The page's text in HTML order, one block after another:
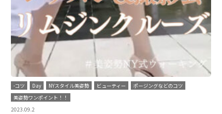
-コツ Day NYスタイル美姿勢 ビューティー
ポージングなどのコツ
美姿勢ワンポイント！！
2023.09.2